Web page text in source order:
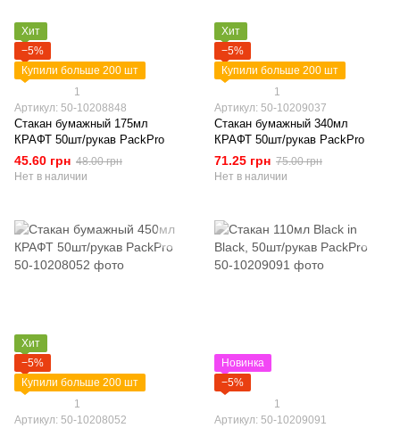
Хит
−5%
Купили больше 200 шт
1
Артикул: 50-10208848
Стакан бумажный 175мл
КРАФТ 50шт/рукав PackPro
45.60 грн 48.00 грн
Нет в наличии
Хит
−5%
Купили больше 200 шт
1
Артикул: 50-10209037
Стакан бумажный 340мл
КРАФТ 50шт/рукав PackPro
71.25 грн 75.00 грн
Нет в наличии
Хит
−5%
Купили больше 200 шт
1
Артикул: 50-10208052
Новинка
−5%
1
Артикул: 50-10209091